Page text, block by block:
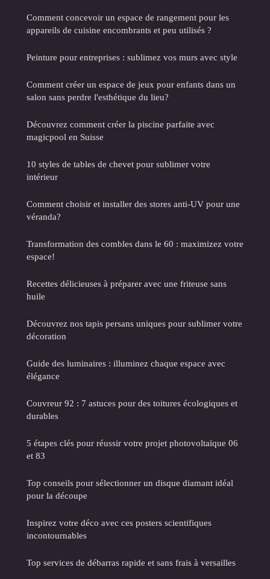
Comment concevoir un espace de rangement pour les
appareils de cuisine encombrants et peu utilisés ?
Peinture pour entreprises : sublimez vos murs avec style
Comment créer un espace de jeux pour enfants dans un
salon sans perdre l'esthétique du lieu?
Découvrez comment créer la piscine parfaite avec
magicpool en Suisse
10 styles de tables de chevet pour sublimer votre
intérieur
Comment choisir et installer des stores anti-UV pour une
véranda?
Transformation des combles dans le 60 : maximizez votre
espace!
Recettes délicieuses à préparer avec une friteuse sans
huile
Découvrez nos tapis persans uniques pour sublimer votre
décoration
Guide des luminaires : illuminez chaque espace avec
élégance
Couvreur 92 : 7 astuces pour des toitures écologiques et
durables
5 étapes clés pour réussir votre projet photovoltaïque 06
et 83
Top conseils pour sélectionner un disque diamant idéal
pour la découpe
Inspirez votre déco avec ces posters scientifiques
incontournables
Top services de débarras rapide et sans frais à versailles